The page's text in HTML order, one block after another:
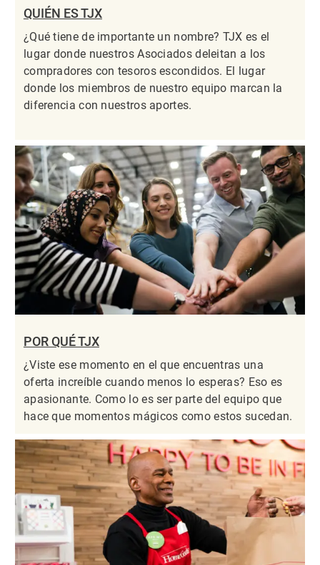
QUIÉN ES TJX
¿Qué tiene de importante un nombre? TJX es el
lugar donde nuestros Asociados deleitan a los
compradores con tesoros escondidos. El lugar
donde los miembros de nuestro equipo marcan la
diferencia con nuestros aportes.
POR QUÉ TJX
¿Viste ese momento en el que encuentras una
oferta increíble cuando menos lo esperas? Eso es
apasionante. Como lo es ser parte del equipo que
hace que momentos mágicos como estos sucedan.